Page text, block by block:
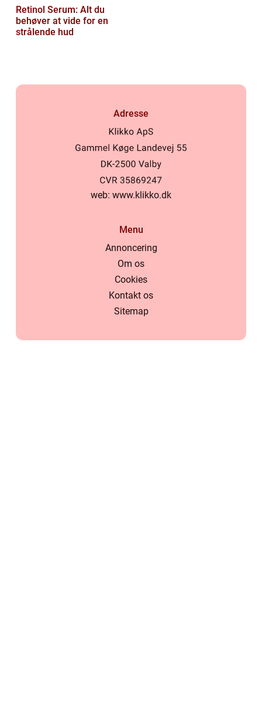
Retinol Serum: Alt du
behøver at vide for en
strålende hud
Adresse
web: www.klikko.dk
Menu
Annoncering
Om os
Cookies
Kontakt os
Sitemap